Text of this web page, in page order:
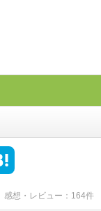
感想・レビュー 164件